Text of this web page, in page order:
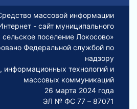
массовой информации
- сайт муниципального
сельское поселение Локосово»
Федеральной службой по
надзору
информационных технологий и
массовых коммуникаций
26 марта 2024 года
ЭЛ № ФС 77 – 87071